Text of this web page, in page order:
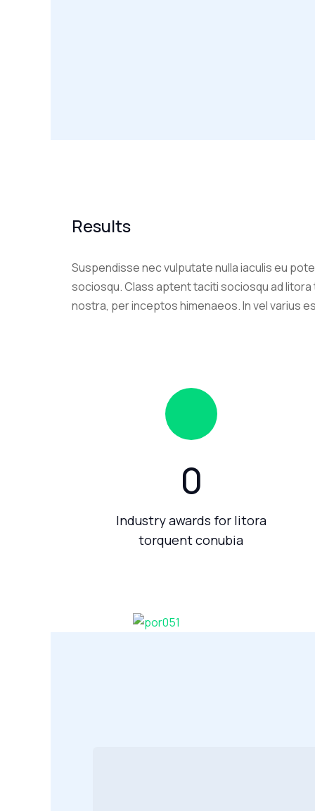
Results
Suspendisse nec vulputate nulla iaculis eu
sociosqu. Class aptent taciti sociosqu ad
nostra, per inceptos himenaeos. In vel varius
0
Industry awards for litora
torquent conubia